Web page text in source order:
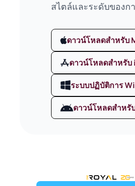
สไตล์และระดับของก
ดาวน์โหลดสำหรับ
ดาวน์โหลดสำหรับ
ระบบปฏิบัติการ
ดาวน์โหลดสำหรั